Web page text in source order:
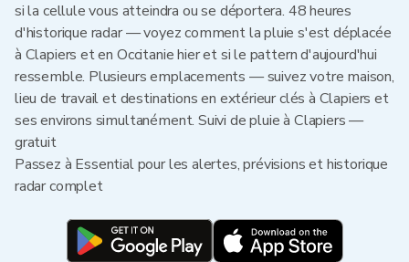
si la cellule vous atteindra ou se déportera. 48 heures
d'historique radar — voyez comment la pluie s'est déplacée
à Clapiers et en Occitanie hier et si le pattern d'aujourd'hui
ressemble. Plusieurs emplacements — suivez votre maison,
lieu de travail et destinations en extérieur clés à Clapiers et
ses environs simultanément. Suivi de pluie à Clapiers —
gratuit
Passez à Essential pour les alertes, prévisions et historique
radar complet